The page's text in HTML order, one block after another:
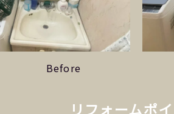
Before
リフォームポ